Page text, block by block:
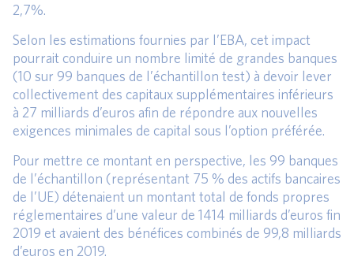
2,7%.
Selon les estimations fournies par l’EBA, cet impact
pourrait conduire un nombre limité de grandes banques
(10 sur 99 banques de l’échantillon test) à devoir lever
collectivement des capitaux supplémentaires inférieurs
à 27 milliards d’euros afin de répondre aux nouvelles
exigences minimales de capital sous l’option préférée.
Pour mettre ce montant en perspective, les 99 banques
de l’échantillon (représentant 75 % des actifs bancaires
de l’UE) détenaient un montant total de fonds propres
réglementaires d’une valeur de 1414 milliards d’euros fin
2019 et avaient des bénéfices combinés de 99,8 milliards
d’euros en 2019.